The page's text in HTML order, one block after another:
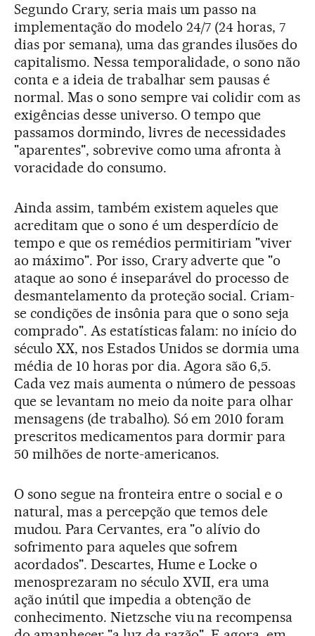
Segundo Crary, seria mais um passo na
implementação do modelo 24/7 (24 horas, 7
dias por semana), uma das grandes ilusões do
capitalismo. Nessa temporalidade, o sono não
conta e a ideia de trabalhar sem pausas é
normal. Mas o sono sempre vai colidir com as
exigências desse universo. O tempo que
passamos dormindo, livres de necessidades
"aparentes", sobrevive como uma afronta à
voracidade do consumo.
Ainda assim, também existem aqueles que
acreditam que o sono é um desperdício de
tempo e que os remédios permitiriam "viver
ao máximo". Por isso, Crary adverte que "o
ataque ao sono é inseparável do processo de
desmantelamento da proteção social. Criam-
se condições de insônia para que o sono seja
comprado". As estatísticas falam: no início do
século XX, nos Estados Unidos se dormia uma
média de 10 horas por dia. Agora são 6,5.
Cada vez mais aumenta o número de pessoas
que se levantam no meio da noite para olhar
mensagens (de trabalho). Só em 2010 foram
prescritos medicamentos para dormir para
50 milhões de norte-americanos.
O sono segue na fronteira entre o social e o
natural, mas a percepção que temos dele
mudou. Para Cervantes, era "o alívio do
sofrimento para aqueles que sofrem
acordados". Descartes, Hume e Locke o
menosprezaram no século XVII, era uma
ação inútil que impedia a obtenção de
conhecimento. Nietzsche viu na recompensa